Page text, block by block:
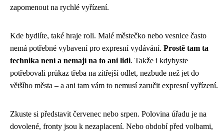
zapomenout na rychlé vyřízení.
Kde bydlíte, také hraje roli. Malé městečko nebo vesnice často
nemá potřebné vybavení pro expresní vydávání. Prostě tam ta
technika není a nemají na to ani lidi. Takže i kdybyste
potřebovali průkaz třeba na zítřejší odlet, nezbude než jet do
většího města – a ani tam vám to nemusí zaručit expresní vyřízení.
Zkuste si představit červenec nebo srpen. Polovina úřadu je na
dovolené, fronty jsou k nezaplacení. Nebo období před volbami,